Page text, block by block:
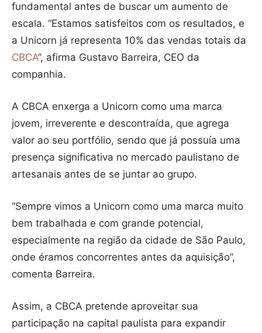
fundamental antes de buscar um aumento de
escala. “Estamos satisfeitos com os resultados, e
a Unicorn já representa 10% das vendas totais da
CBCA”, afirma Gustavo Barreira, CEO da
companhia.
A CBCA enxerga a Unicorn como uma marca
jovem, irreverente e descontraída, que agrega
valor ao seu portfólio, sendo que já possuía uma
presença significativa no mercado paulistano de
artesanais antes de se juntar ao grupo.
“Sempre vimos a Unicorn como uma marca muito
bem trabalhada e com grande potencial,
especialmente na região da cidade de São Paulo,
onde éramos concorrentes antes da aquisição”,
comenta Barreira.
Assim, a CBCA pretende aproveitar sua
participação na capital paulista para expandir